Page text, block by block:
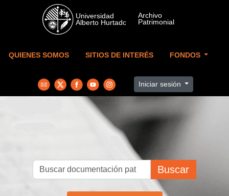
Skip to main content
QUIENES SOMOS SITIOS DE INTERÉS FONDOS
Iniciar sesión
Buscar